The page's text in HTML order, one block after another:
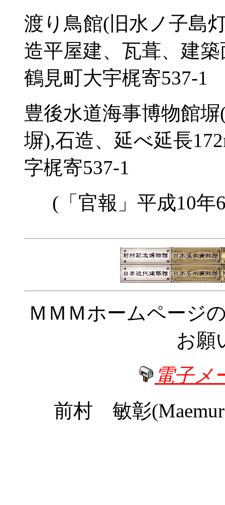
渡り鳥館(旧水ノ子島
造平屋建、瓦葺、建
鶴見町大宇梶寄537-1
豊後水道海事博物館
塀),石造、延べ延長
字梶寄537-1
(「官報」平成10年
ＭＭＭホームページ
お願
電子メ
前村 敏彰